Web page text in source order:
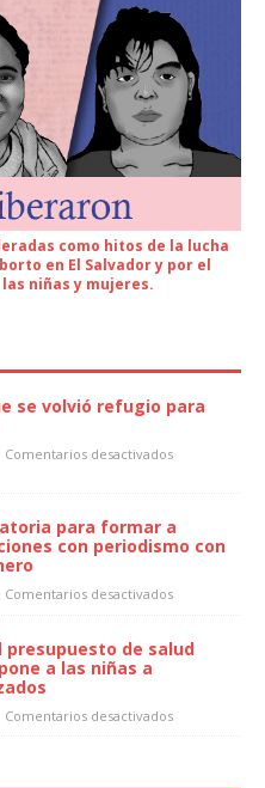
como hitos de la lucha
en El Salvador y por el
niñas y mujeres.
se volvió refugio para
Comentarios desactivados
para formar a
con periodismo con
Comentarios desactivados
presupuesto de salud
a las niñas a
Comentarios desactivados